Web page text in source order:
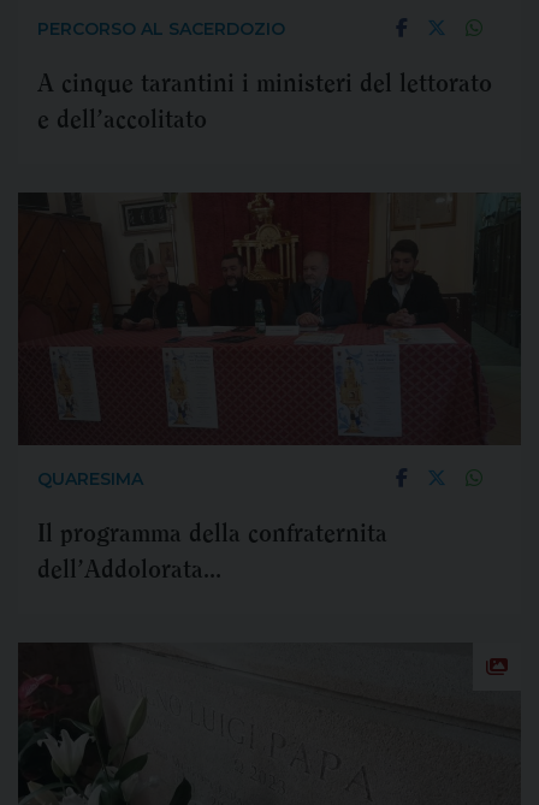
PERCORSO AL SACERDOZIO
A cinque tarantini i ministeri del lettorato
e dell’accolitato
QUARESIMA
Il programma della confraternita
dell’Addolorata
Madonna delle Lacrime di Siracusa